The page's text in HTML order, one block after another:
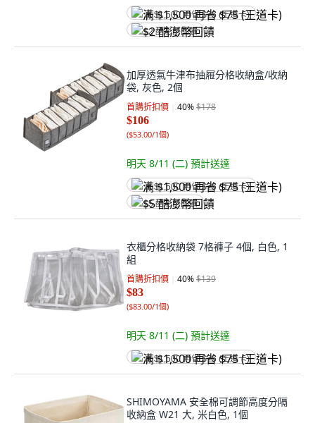
满 $1,500 再省 $75 (王道卡)
$2 酷澎幣回饋
加厚透氣牛津布抽屜分格收納盒/收納
袋, 灰色, 2個
首購折扣價 40%$178
$106
($53.00/1個)
明天 8/11 (二) 預計送達
满 $1,500 再省 $75 (王道卡)
$5 酷澎幣回饋
衣櫃分格收納袋 7格褲子 4個, 白色, 1
組
首購折扣價 40%$139
$83
($83.00/1個)
明天 8/11 (二) 預計送達
满 $1,500 再省 $75 (王道卡)
SHIMOYAMA 安全棉可調節高度分隔
收納盒 W21 大, 米白色, 1個